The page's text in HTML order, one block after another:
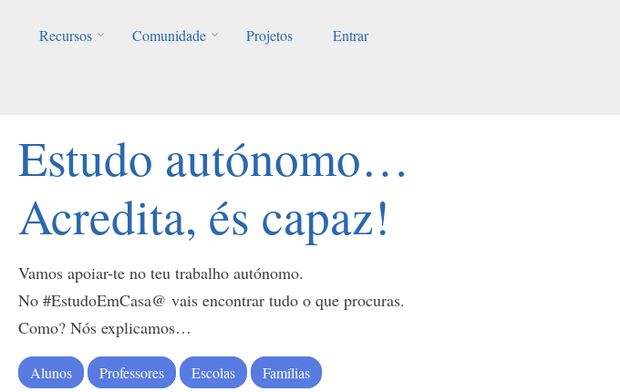
Recursos
Comunidade Projetos Entrar
Estudo autónomo…
Acredita, és capaz!
Vamos apoiar-te no teu trabalho autónomo.
No #EstudoEmCasa@ vais encontrar tudo o que procuras.
Como? Nós explicamos…
Alunos Professores Escolas Famílias